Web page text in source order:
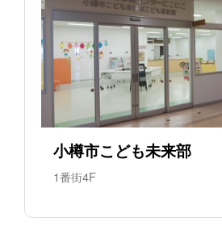
小樽市こども未来部
1番街4F